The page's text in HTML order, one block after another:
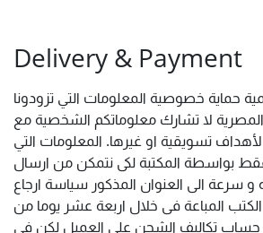
Delivery & Payment
حماية خصوصية المعلومات التي تزودونا
المصرية لا تشارك معلوماتكم الشخصية مع
تسويقية او غيرها. المعلومات التي
بواسطة المكتبة لكى نتمكن من ارسال
سرعة الى العنوان المذكور سياسة ارجاع
المباعة فى خلال اربعة عشر يوما من
حساب تكاليف الشحن على العميل لكن فى